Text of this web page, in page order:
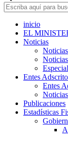
inicio
EL
Noticias
Entes
Entes
Publicaciones
Estadísticas